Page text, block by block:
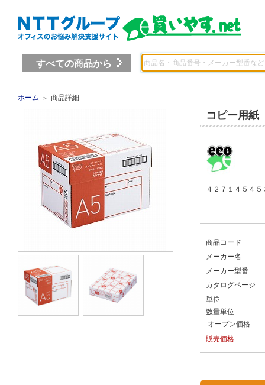
すべての商品から
ホーム ＞ 商品詳細
コピー用
４２７１４５４
商品コード
メーカー名
メーカー型番
カタログページ
単位
数量単位
オープン価格
販売価格